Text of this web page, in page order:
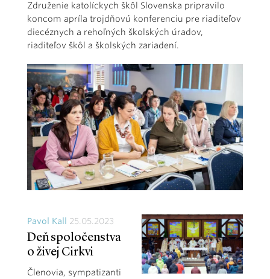
Združenie katolíckych škôl Slovenska pripravilo
koncom apríla trojdňovú konferenciu pre riaditeľov
diecéznych a rehoľných školských úradov,
riaditeľov škôl a školských zariadení.
Pavol Kall 25.05.2023
Deň spoločenstva
o živej Cirkvi
Členovia, sympatizanti